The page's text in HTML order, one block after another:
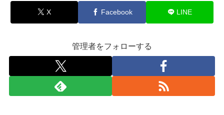
X Facebook LINE
管理者をフォローする